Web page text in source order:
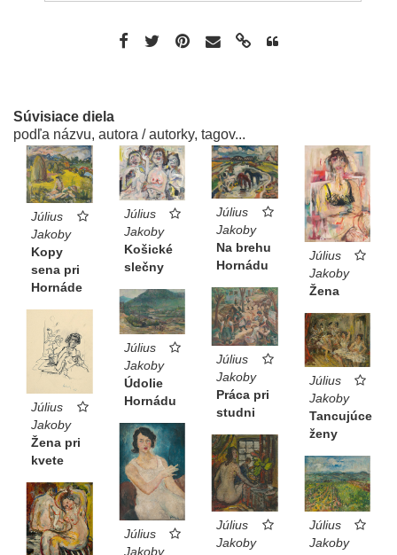
Súvisiace diela
podľa názvu, autora / autorky, tagov...
Július
Jakoby
Kopy
sena pri
Hornáde
Július
Jakoby
Košické
slečny
Július
Jakoby
Na brehu
Hornádu
Július
Jakoby
Žena
Július
Jakoby
Práca pri
studni
Július
Jakoby
Údolie
Hornádu
Július
Jakoby
Žena pri
kvete
Július
Jakoby
Tancujúce
ženy
Július
Jakoby
Július
Jakoby
Július
Jakoby